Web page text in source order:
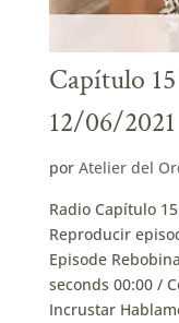
Capítulo
12/06/2021
por Atelier del
Radio Capítulo
Reproducir
Episode
seconds 00:00 /
Incrustar